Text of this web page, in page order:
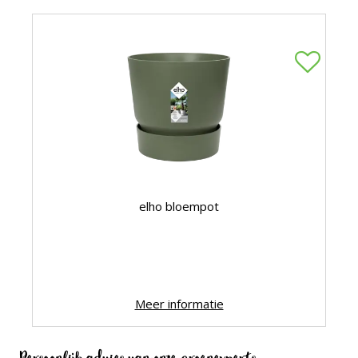
elho bloempot
Meer informatie